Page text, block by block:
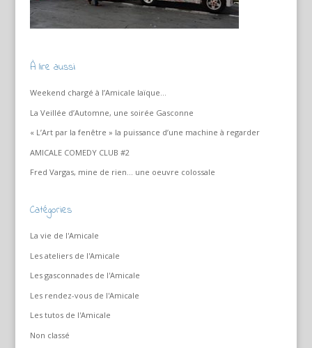
À lire aussi
Weekend chargé à l’Amicale laïque…
La Veillée d’Automne, une soirée Gasconne
« L’Art par la fenêtre » la puissance d’une machine à regarder
AMICALE COMEDY CLUB #2
Fred Vargas, mine de rien… une oeuvre colossale
Catégories
La vie de l'Amicale
Les ateliers de l'Amicale
Les gasconnades de l'Amicale
Les rendez-vous de l'Amicale
Les tutos de l'Amicale
Non classé